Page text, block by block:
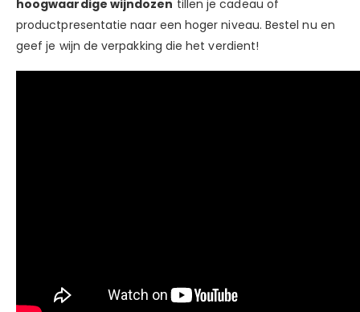
hoogwaardige wijndozen tillen je cadeau of
productpresentatie naar een hoger niveau. Bestel nu en
geef je wijn de verpakking die het verdient!